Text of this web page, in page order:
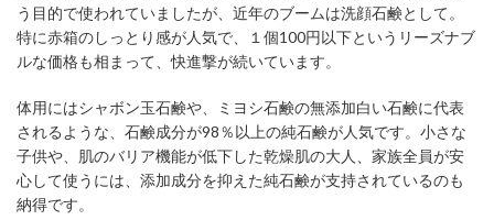
う目的で使われていましたが、近年のブームは洗顔石鹸として。
特に赤箱のしっとり感が人気で、１個100円以下というリーズナブ
ルな価格も相まって、快進撃が続いています。
体用にはシャボン玉石鹸や、ミヨシ石鹸の無添加白い石鹸に代表
されるような、石鹸成分が98％以上の純石鹸が人気です。小さな
子供や、肌のバリア機能が低下した乾燥肌の大人、家族全員が安
心して使うには、添加成分を抑えた純石鹸が支持されているのも
納得です。